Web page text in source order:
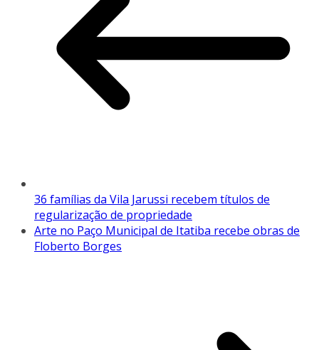
36 famílias da Vila Jarussi recebem títulos de
regularização de propriedade
Arte no Paço Municipal de Itatiba recebe obras de
Floberto Borges